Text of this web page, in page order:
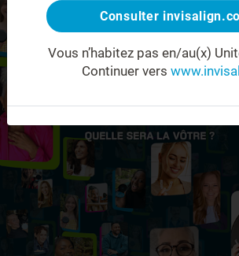
Consulter
Vous n’habitez pas en/au(x)
Continuer vers